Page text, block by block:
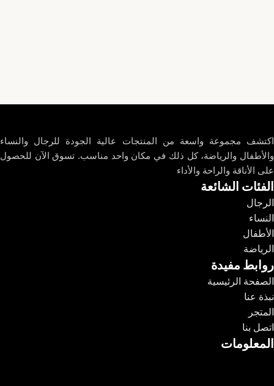
اكتشف مجموعة واسعة من المنتجات عالية الجودة للرجال والنساء
والأطفال والرياضة، كل ذلك في مكان واحد مناسب. تسوق الآن للحصول
على الأناقة والراحة والأداء
الفئات الشائعة
الرجال
النساء
الأطفال
الرياضة
روابط مفيدة
الصفحة الرئيسية
نبذة عنا
المتجر
اتصل بنا
المعلومات